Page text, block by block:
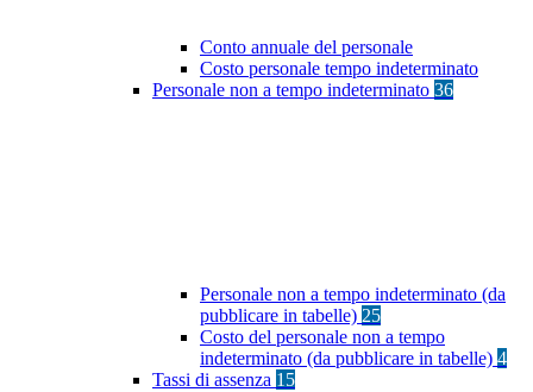
Conto annuale del personale
Costo personale tempo indeterminato
Personale non a tempo indeterminato 36
Personale non a tempo indeterminato (da
pubblicare in tabelle) 25
Costo del personale non a tempo
indeterminato (da pubblicare in tabelle) 4
Tassi di assenza 15